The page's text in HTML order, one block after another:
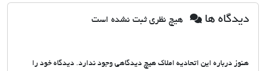
دیدگاه ها هیچ نظری ثبت نشده است
هنوز درباره این اتحادیه املاک هیچ دیدگاهی وجود ندارد. دیدگاه خود را